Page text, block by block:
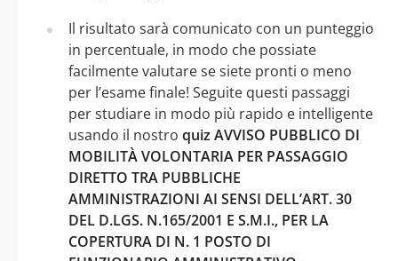
Il risultato sarà comunicato con un punteggio
in percentuale, in modo che possiate
facilmente valutare se siete pronti o meno
per l’esame finale! Seguite questi passaggi
per studiare in modo più rapido e intelligente
usando il nostro quiz AVVISO PUBBLICO DI
MOBILITÀ VOLONTARIA PER PASSAGGIO
DIRETTO TRA PUBBLICHE
AMMINISTRAZIONI AI SENSI DELL’ART. 30
DEL D.LGS. N.165/2001 E S.M.I., PER LA
COPERTURA DI N. 1 POSTO DI